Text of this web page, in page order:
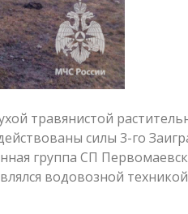
травянистой
силы 3-го
группа СП
водовозной